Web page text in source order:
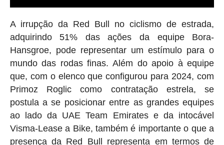
A irrupção da Red Bull no ciclismo de estrada,
adquirindo 51% das ações da equipe Bora-
Hansgroe, pode representar um estímulo para o
mundo das rodas finas. Além do apoio à equipe
que, com o elenco que configurou para 2024, com
Primoz Roglic como contratação estrela, se
postula a se posicionar entre as grandes equipes
ao lado da UAE Team Emirates e da intocável
Visma-Lease a Bike, também é importante o que a
presença da Red Bull representa em termos de